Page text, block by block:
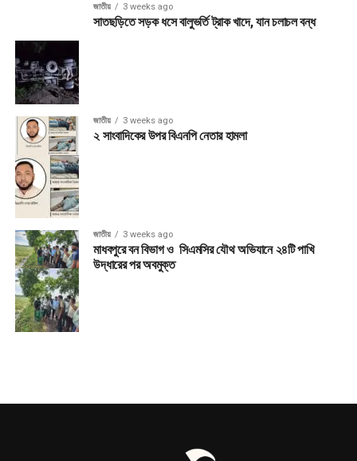
জাতীয় 3 weeks ago
সাতছড়িতে সড়ক ধসে বালুভর্তি ট্রাক খাদে, যান চলাচল বন্ধ
জাতীয় 3 weeks ago
২ সাংবাদিকের উপর বিএনপি নেতার হামলা
জাতীয় 3 weeks ago
মাধবপুরে বন বিভাগ ও সিএমসির যৌথ অভিযানে ২৪টি পাখি
উদ্ধারের পর অবমুক্ত